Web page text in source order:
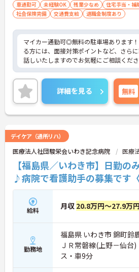
車通勤可 未経験OK 残業少なめ 住宅手当・補
社会保険完備
交通費支給 退職金制度あり
マイカー通勤可◎無料の駐車場あります
る方には、面接対策ポイントなど、さら
話しいたしますのでお気軽にご相談くださ
詳細を見る 無料
デイケア（通所リハ）
医療法人社団駿栄会いわき記念病院 医療
【福島県／いわき市】日勤
♪病院で看護助手の募集です
給料 月収 20.8万円～27.9万円
勤務地
福島県 いわき市 錦町鈴
ＪＲ常磐線(上野－仙台
ス・車9分